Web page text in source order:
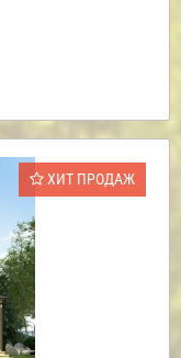
ХИТ ПРОДАЖ